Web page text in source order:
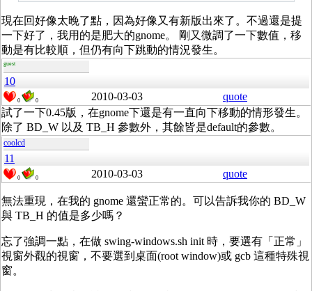
現在回好像太晚了點，因為好像又有新版出來了。不過還是提
一下好了，我用的是肥大的gnome。 剛又微調了一下數值，移
動是有比較順，但仍有向下跳動的情況發生。
guest
10
0 0 2010-03-03
quote
試了一下0.45版，在gnome下還是有一直向下移動的情形發生。
除了 BD_W 以及 TB_H 參數外，其餘皆是default的參數。
coolcd
11
0 0 2010-03-03 quote
無法重現，在我的 gnome 還蠻正常的。可以告訴我你的 BD_W
與 TB_H 的值是多少嗎？
忘了強調一點，在做 swing-windows.sh init 時，要選有「正常」
視窗外觀的視窗，不要選到桌面(root window)或 gcb 這種特殊視
窗。